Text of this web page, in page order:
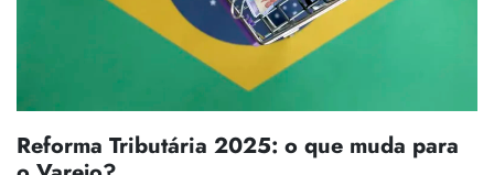
Reforma Tributária 2025: o que muda para